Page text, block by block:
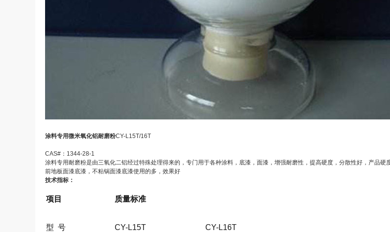
涂料专用微米氧化铝耐磨粉CY-L15T/16T
CAS#： 1344-28-1
涂料专用耐磨粉是由三氧化二铝经过特殊处理得来的，专门用于各种涂料，底漆，面漆，增强耐磨性，提高硬度，分散性好，产品硬
前地板面漆底漆，不粘锅面漆底漆使用的多，效果好
技术指标：
项目 质量标准
型 号 CY-L15T CY-L16T